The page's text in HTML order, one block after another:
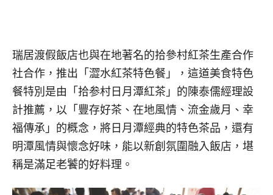
瑞居渡假飯店也與在地著名的拾參村紅茶生產合作
社合作，推出「澀水紅茶特色餐」，這道美食特色
餐特別是由「拾参村日月潭紅茶」的陳泰儒經理設
計推薦，以「豐存好茶、在地風情、流金歲月、幸
福傳承」的概念，將日月潭經典的特色茶品，還有
明潭風情與懷念好味，能以新創氛圍融入飯店，堪
稱是滿足老饕的好料理。